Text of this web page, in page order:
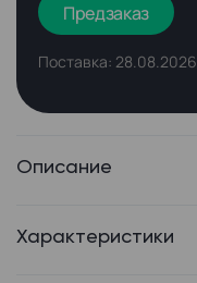
Описание
Характеристики
Предзаказ
Поставка: 28.08.2026